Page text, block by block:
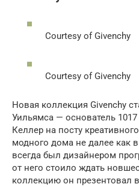
Courtesy of Givenchy
Courtesy of Givenchy
Новая коллекция Givenchy
Уильямса — основатель
Келлер на посту
модного дома не далее как
всегда был дизайнером
от него стоило ждать
коллекцию он презентовал